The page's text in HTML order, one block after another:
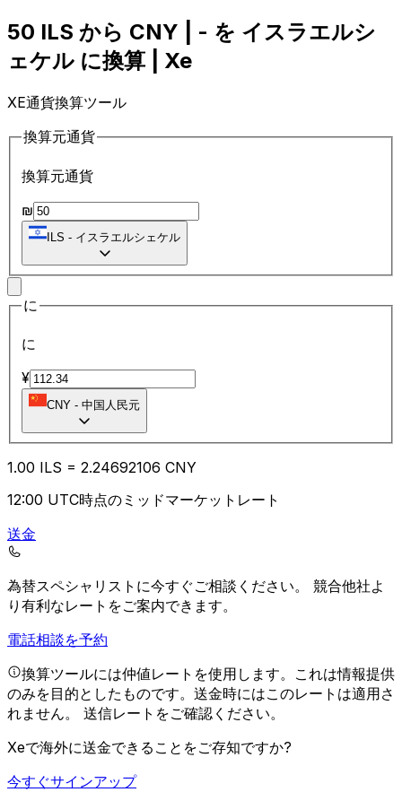
50 ILS から CNY | - を イスラエルシ
ェケル に換算 | Xe
XE通貨換算ツール
換算元通貨
換算元通貨
₪
ILS - イスラエルシェケル
に
に
¥
CNY - 中国人民元
1.00 ILS = 2.24692106 CNY
12:00 UTC時点のミッドマーケットレート
送金
為替スペシャリストに今すぐご相談ください。 競合他社よ
り有利なレートをご案内できます。
電話相談を予約
換算ツールには仲値レートを使用します。これは情報提供
のみを目的としたものです。送金時にはこのレートは適用さ
れません。 送信レートをご確認ください。
Xeで海外に送金できることをご存知ですか?
今すぐサインアップ